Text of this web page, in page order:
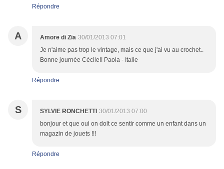
Répondre
A Amore di Zia 30/01/2013 07:01
Je n'aime pas trop le vintage, mais ce que j'ai vu au crochet..
Bonne journée Cécile!! Paola - Italie
Répondre
S SYLVIE RONCHETTI 30/01/2013 07:00
bonjour et que oui on doit ce sentir comme un enfant dans un
magazin de jouets !!!
Répondre